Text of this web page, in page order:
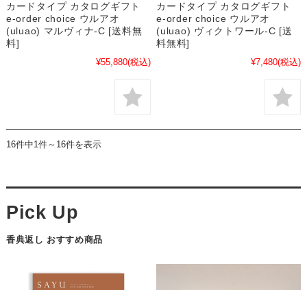
カードタイプ カタログギフト
e-order choice ウルアオ
(uluao) マルヴィナ-C [送料無
料]
¥55,880(税込)
カードタイプ カタログギフト
e-order choice ウルアオ
(uluao) ヴィクトワール-C [送
料無料]
¥7,480(税込)
16件中1件～16件を表示
香典返し おすすめ商品